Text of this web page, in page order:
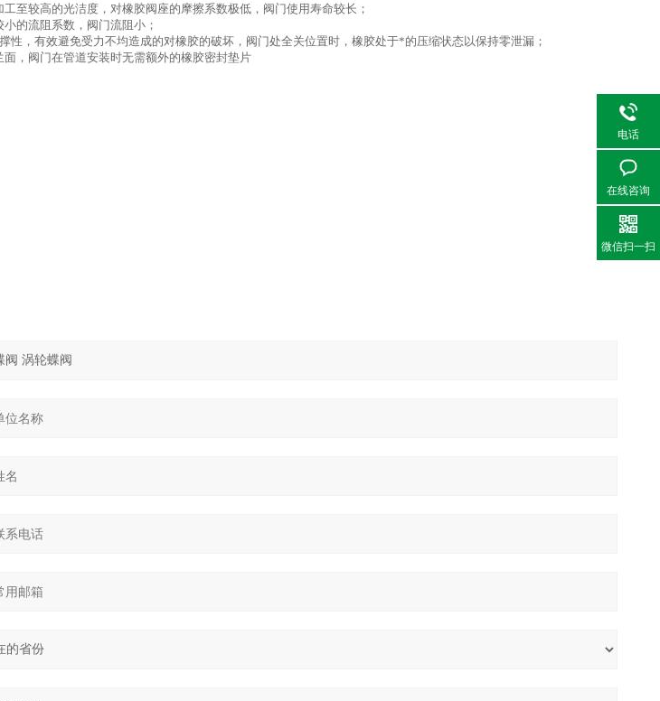
至较高的光洁度，对橡胶阀座的摩擦系数极低，阀门使用寿命较长；
的流阻系数，阀门流阻小；
性，有效避免受力不均造成的对橡胶的破坏，阀门处全关位置时，橡胶处于*的压缩状态以保持零泄漏；
，阀门在管道安装时无需额外的橡胶密封垫片
电话
在线咨询
微信扫一扫